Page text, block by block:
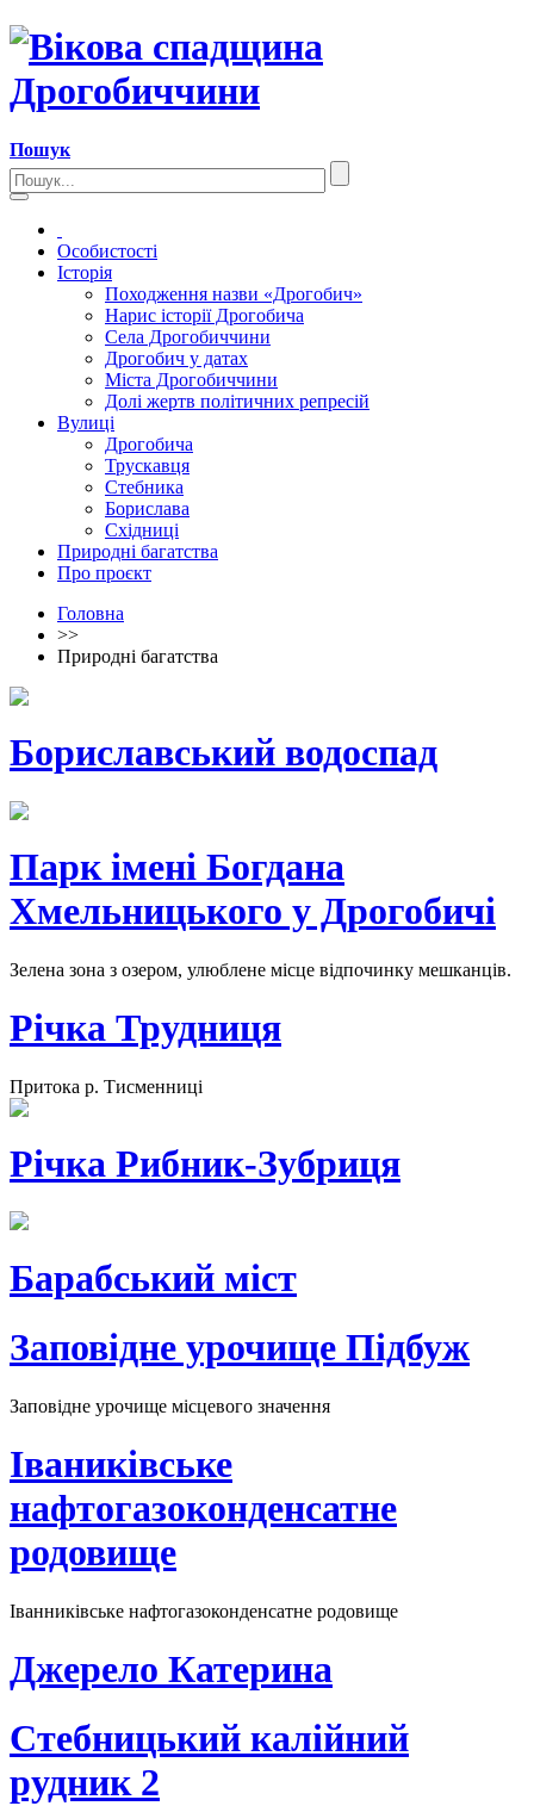
Пошук
Особистості
Історія
Походження назви «Дрогобич»
Нарис історії Дрогобича
Села Дрогобиччини
Дрогобич у датах
Міста Дрогобиччини
Долі жертв політичних репресій
Вулиці
Дрогобича
Трускавця
Стебника
Борислава
Східниці
Природні багатства
Про проєкт
Головна
>>
Природні багатства
Бориславський водоспад
Парк імені Богдана
Хмельницького у Дрогобичі
Зелена зона з озером, улюблене місце відпочинку мешканців.
Річка Трудниця
Притока р. Тисменниці
Річка Рибник-Зубриця
Барабський міст
Заповідне урочище Підбуж
Заповідне урочище місцевого значення
Іваниківське
нафтогазоконденсатне
родовище
Іванниківське нафтогазоконденсатне родовище
Джерело Катерина
Стебницький калійний
рудник 2